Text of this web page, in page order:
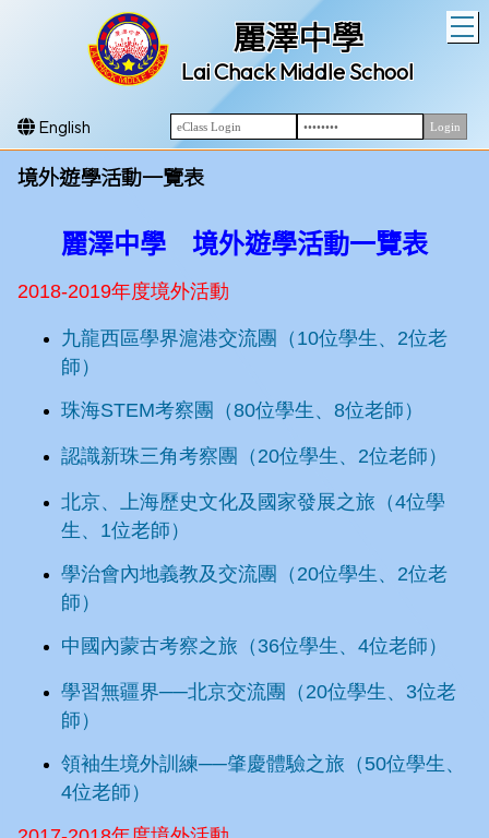
麗澤中學
Lai Chack Middle School
English
境外遊學活動一覽表